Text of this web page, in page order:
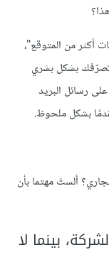
أكثرمن المتوقع"،
بشكلبشري
على رسائل البريد
بشكلملحوظ.
ألستَمهتمابأن
بينما لا